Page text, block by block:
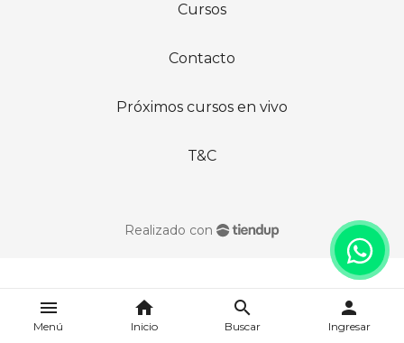
menu
Menú
home
Inicio
search
Buscar
person
Ingresar
Cursos
Contacto
Próximos cursos en vivo
T&C
Realizado con